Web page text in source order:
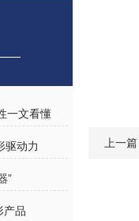
一文看懂
驱动力
”
产品
上一